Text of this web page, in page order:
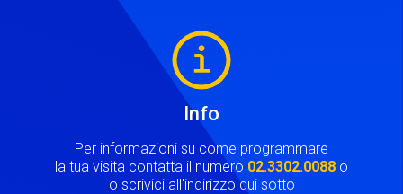
Info
Per informazioni su come programmare
la tua visita contatta il numero 02.3302.0088 o
o scrivici all'indirizzo qui sotto